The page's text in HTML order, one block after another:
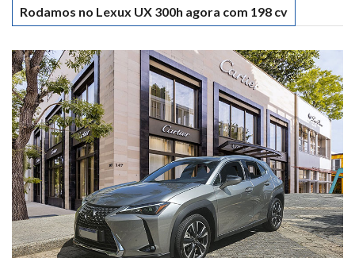
Rodamos no Lexux UX 300h agora com 198 cv